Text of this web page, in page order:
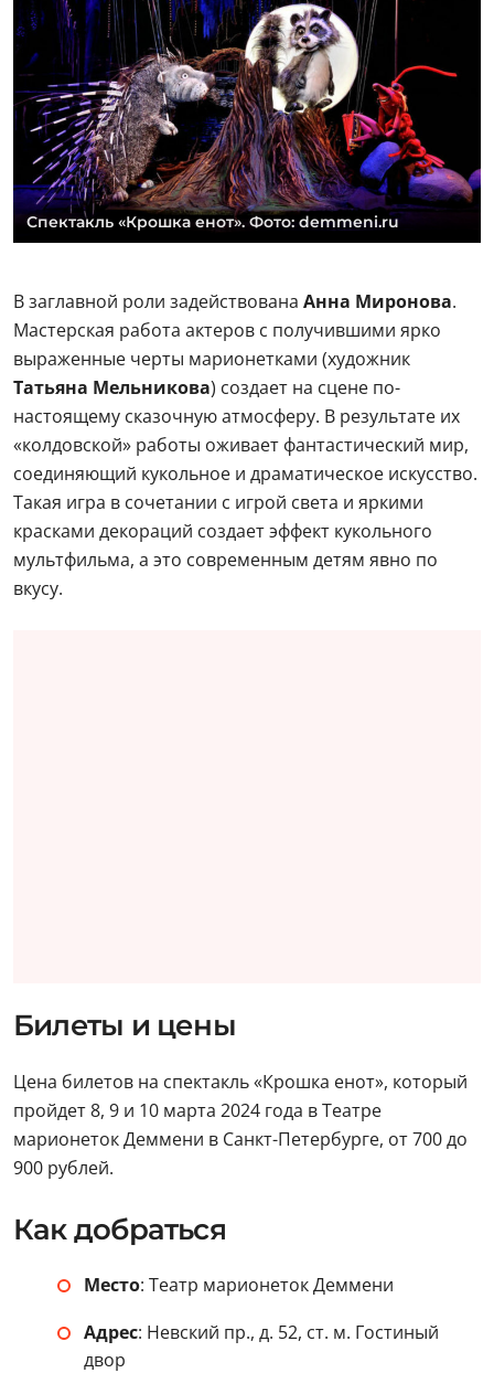
Спектакль «Крошка енот». Фото: demmeni.ru
В заглавной роли задействована Анна Миронова.
Мастерская работа актеров с получившими ярко
выраженные черты марионетками (художник
Татьяна Мельникова) создает на сцене по-
настоящему сказочную атмосферу. В результате их
«колдовской» работы оживает фантастический мир,
соединяющий кукольное и драматическое искусство.
Такая игра в сочетании с игрой света и яркими
красками декораций создает эффект кукольного
мультфильма, а это современным детям явно по
вкусу.
Билеты и цены
Цена билетов на спектакль «Крошка енот», который
пройдет 8, 9 и 10 марта 2024 года в Театре
марионеток Деммени в Санкт-Петербурге, от 700 до
900 рублей.
Как добраться
Место: Театр марионеток Деммени
Адрес: Невский пр., д. 52, ст. м. Гостиный
двор